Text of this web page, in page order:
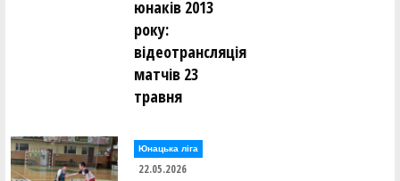
юнаків 2013
року:
відеотрансляція
матчів 23
травня
Юнацька ліга
22.05.2026